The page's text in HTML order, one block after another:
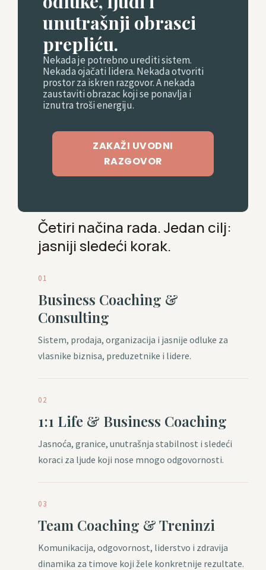
unutrašnji obrasci
prepliću.
Nekada je potrebno urediti sistem.
Nekada ojačati lidera. Nekada otvoriti
prostor za iskren razgovor. A nekada
zaustaviti obrazac koji se ponavlja i
iznutra troši energiju.
ZAKAŽI UVODNI
RAZGOVOR
Četiri načina rada. Jedan cilj:
jasniji sledeći korak.
01
Business Coaching &
Consulting
Sistem, prodaja, organizacija i jasnije odluke za
vlasnike biznisa, preduzetnike i lidere.
02
1:1 Life & Business Coaching
Jasnoća, granice, unutrašnja stabilnost i sledeći
koraci za ljude koji nose mnogo odgovornosti.
03
Team Coaching & Treninzi
Komunikacija, odgovornost, liderstvo i zdravija
dinamika za timove koji žele konkretnije rezultate.